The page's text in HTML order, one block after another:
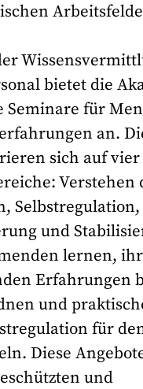
bietet die
Seminare für
an.
sich auf vier
Verstehen
und
lernen,
Erfahrungen
und
für
Diese
und